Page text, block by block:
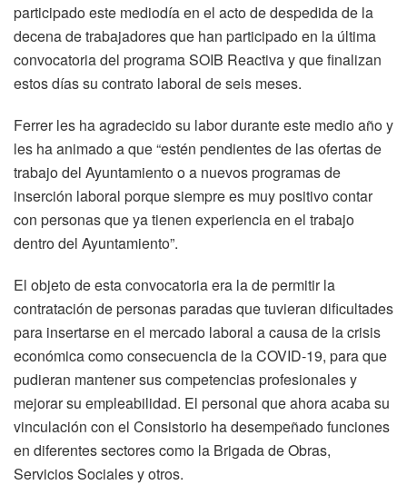
participado este mediodía en el acto de despedida de la
decena de trabajadores que han participado en la última
convocatoria del programa SOIB Reactiva y que finalizan
estos días su contrato laboral de seis meses.
Ferrer les ha agradecido su labor durante este medio año y
les ha animado a que “estén pendientes de las ofertas de
trabajo del Ayuntamiento o a nuevos programas de
inserción laboral porque siempre es muy positivo contar
con personas que ya tienen experiencia en el trabajo
dentro del Ayuntamiento”.
El objeto de esta convocatoria era la de permitir la
contratación de personas paradas que tuvieran dificultades
para insertarse en el mercado laboral a causa de la crisis
económica como consecuencia de la COVID-19, para que
pudieran mantener sus competencias profesionales y
mejorar su empleabilidad. El personal que ahora acaba su
vinculación con el Consistorio ha desempeñado funciones
en diferentes sectores como la Brigada de Obras,
Servicios Sociales y otros.